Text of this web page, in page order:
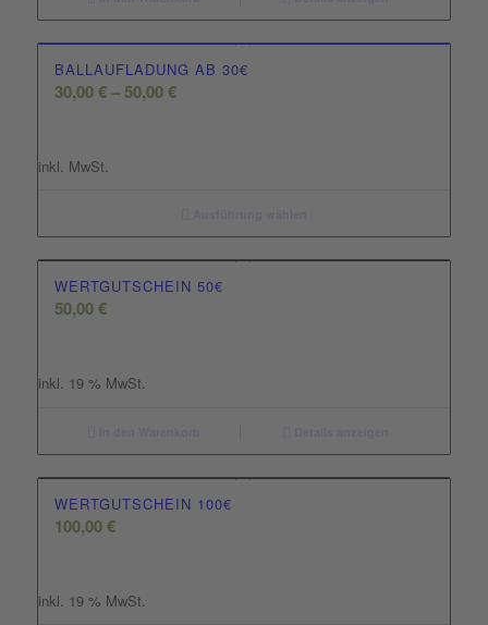
BALLAUFLADUNG AB 30€
30,00€–50,00€
inkl. MwSt.
WERTGUTSCHEIN 50€
50,00€
inkl. 19 % MwSt.
WERTGUTSCHEIN 100€
100,00€
inkl. 19 % MwSt.